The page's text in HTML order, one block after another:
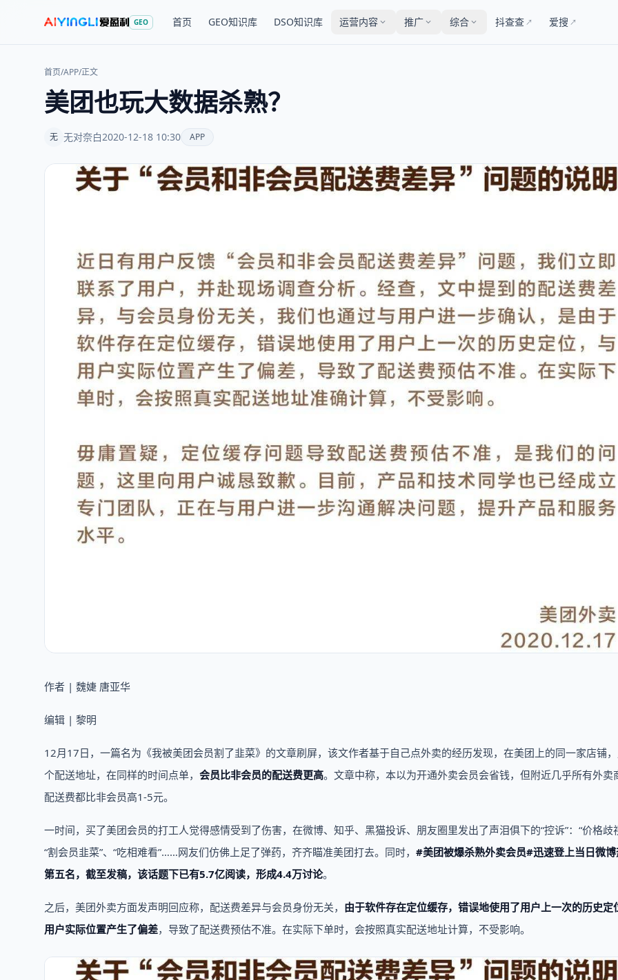
GEO 首页 GEO知识库 DSO知识库 运营内容 推广 综合 抖查查 ↗ 爱搜 ↗
首页/APP/正文
美团也玩大数据杀熟？
无 无对奈白2020-12-18 10:30 APP
作者 | 魏婕 唐亚华
编辑 | 黎明
12月17日，一篇名为《我被美团会员割了韭菜》的文章刷屏，该文作者基于自己点外卖的经历发现，在美团上的同一家店铺
个配送地址，在同样的时间点单， 会员比非会员的配送费更高。文章中称，本以为开通外卖会员会省钱，但附近几乎所有外卖
配送费都比非会员高1-5元。
一时间，买了美团会员的打工人觉得感情受到了伤害，在微博、知乎、黑猫投诉、朋友圈里发出了声泪俱下的“控诉”：“价格歧
“割会员韭菜”、“吃相难看”……网友们仿佛上足了弹药，齐齐瞄准美团打去。同时， #美团被爆杀熟外卖会员#迅速登上当日微
第五名，截至发稿，该话题下已有5.7亿阅读，形成4.4万讨论。
之后，美团外卖方面发声明回应称，配送费差异与会员身份无关， 由于软件存在定位缓存，错误地使用了用户上一次的历史定
用户实际位置产生了偏差，导致了配送费预估不准。在实际下单时，会按照真实配送地址计算，不受影响。